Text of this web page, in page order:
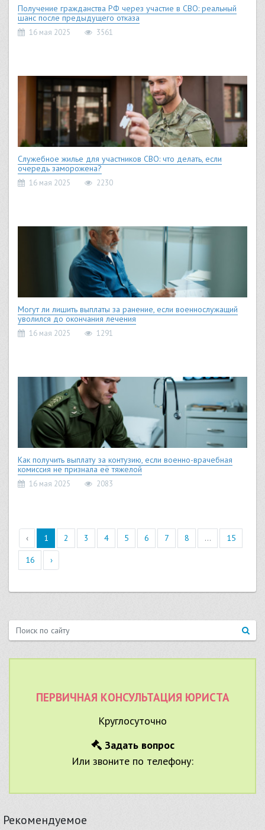
Получение гражданства РФ через участие в СВО: реальный
шанс после предыдущего отказа
16 мая 2025 3561
Служебное жилье для участников СВО: что делать, если
очередь заморожена?
16 мая 2025 2230
Могут ли лишить выплаты за ранение, если военнослужащий
уволился до окончания лечения
16 мая 2025 1291
Как получить выплату за контузию, если военно-врачебная
комиссия не признала её тяжелой
16 мая 2025 2083
‹ 1 2 3 4 5 6 7 8 ... 15
16 ›
ПЕРВИЧНАЯ КОНСУЛЬТАЦИЯ ЮРИСТА
Круглосуточно
Задать вопрос
Или звоните по телефону:
Рекомендуемое